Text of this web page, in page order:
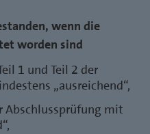
wenn die
worden sind
1 und Teil 2 der
„ausreichend“,
Abschlussprüfung mit